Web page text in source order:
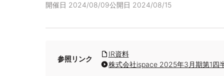
開催日 2024/08/09公開日 2024/08/15
参照リンク
IR資料
株式会社ispace 2025年3月期第1四